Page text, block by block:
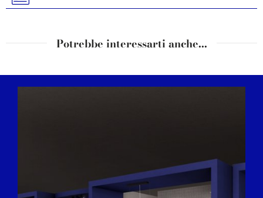
Potrebbe interessarti anche...